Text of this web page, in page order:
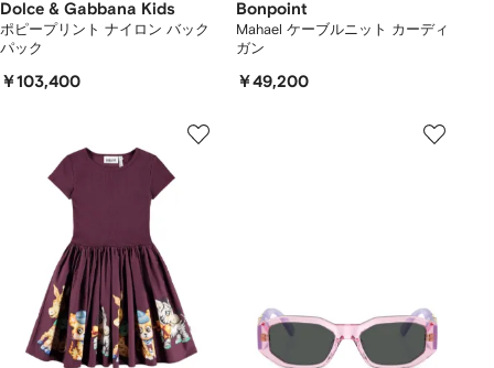
Dolce & Gabbana Kids
ポピープリント ナイロン バック
パック
￥103,400
Bonpoint
Mahael ケーブルニット カーディ
ガン
￥49,200